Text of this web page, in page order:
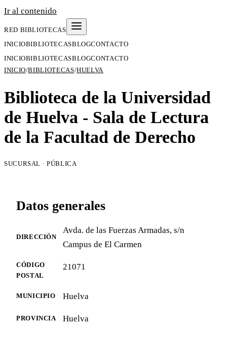
Ir al contenido
RED BIBLIOTECAS
INICIOBIBLIOTECASBLOGCONTACTO
INICIOBIBLIOTECASBLOGCONTACTO
INICIO/BIBLIOTECAS/HUELVA
Biblioteca de la Universidad
de Huelva - Sala de Lectura
de la Facultad de Derecho
SUCURSAL · PÚBLICA
Datos generales
DIRECCIÓN
Avda. de las Fuerzas Armadas, s/n
Campus de El Carmen
CÓDIGO
POSTAL
21071
MUNICIPIO Huelva
PROVINCIA Huelva